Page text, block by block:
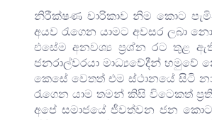
නිරීක්ෂණ චාරිකාව නිම කොට
අයව රැගෙන යාමට අවසර ලබා
එසේම අනවශ්‍ය ප්‍රශ්න රට තුළ
ජනරාල්වරයා මාධ්‍යවේදීන් හමුවේ
කෙසේ වෙතත් එම ස්ථානයේ සිටි
රැගෙන යාම තමන් කිසි විටෙකත්
අපේ සමාජයේ ජීවත්වන ජන